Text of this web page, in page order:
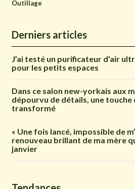
Outillage
Derniers articles
J’ai testé un purificateur d’air
pour les petits espaces
Dans ce salon new-yorkais aux
dépourvu de détails, une
transformé
« Une fois lancé, impossible de
renouveau brillant de ma mère
janvier